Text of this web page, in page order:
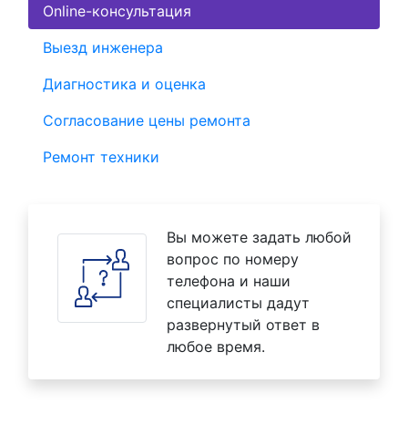
Online-консультация
Выезд инженера
Диагностика и оценка
Согласование цены ремонта
Ремонт техники
Вы можете задать любой
вопрос по номеру
телефона и наши
специалисты дадут
развернутый ответ в
любое время.